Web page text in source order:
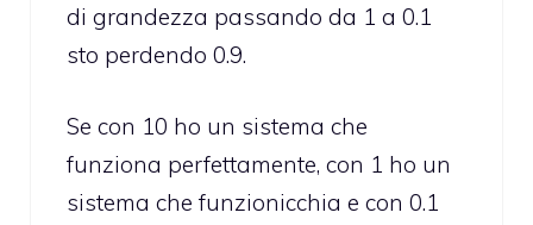
di grandezza passando da 1 a 0.1
sto perdendo 0.9.
Se con 10 ho un sistema che
funziona perfettamente, con 1 ho un
sistema che funzionicchia e con 0.1